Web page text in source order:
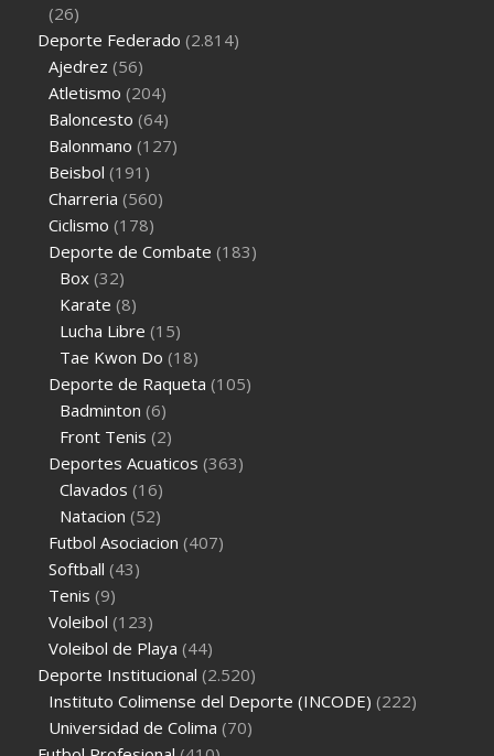
(26)
Deporte Federado (2.814)
Ajedrez (56)
Atletismo (204)
Baloncesto (64)
Balonmano (127)
Beisbol (191)
Charreria (560)
Ciclismo (178)
Deporte de Combate (183)
Box (32)
Karate (8)
Lucha Libre (15)
Tae Kwon Do (18)
Deporte de Raqueta (105)
Badminton (6)
Front Tenis (2)
Deportes Acuaticos (363)
Clavados (16)
Natacion (52)
Futbol Asociacion (407)
Softball (43)
Tenis (9)
Voleibol (123)
Voleibol de Playa (44)
Deporte Institucional (2.520)
Instituto Colimense del Deporte (INCODE) (222)
Universidad de Colima (70)